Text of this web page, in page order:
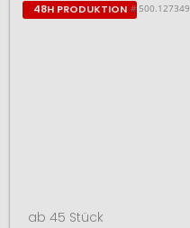
48H PRODUKTION # 500.127349
ab 45 Stück